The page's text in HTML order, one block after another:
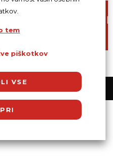
tem
piškotkov
VSE